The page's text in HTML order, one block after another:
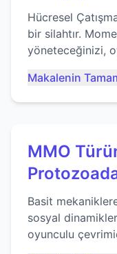
Hücresel
bir silahtır.
yöneteceğinizi, oyunun fizik motorunu nasıl
ustalaşacağınızı
Makalenin
MMO
Basit
sosyal
oyunculu